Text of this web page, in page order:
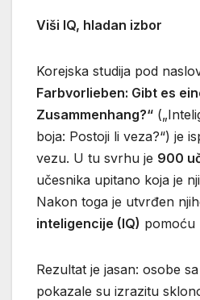
Viši IQ, hladan izbor
Korejska studija pod
Farbvorlieben: Gibt es
Zusammenhang?“
boja: Postoji li veza?“) je
vezu. U tu svrhu je 900
učesnika upitano koja je
Nakon toga je utvrđen
inteligencije (IQ) pomoću
Rezultat je jasan: osobe
pokazale su izrazitu